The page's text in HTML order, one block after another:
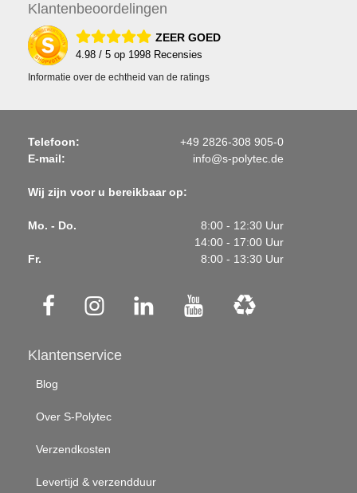
Klantenbeoordelingen
ZEER GOED
4.98 / 5 op 1998 Recensies
Informatie over de echtheid van de ratings
Telefoon:
+49 2826-308 905-0
E-mail:
info@s-polytec.de
Wij zijn voor u bereikbaar op:
Mo. - Do.
8:00 - 12:30 Uur
14:00 - 17:00 Uur
Fr.
8:00 - 13:30 Uur
Klantenservice
Blog
Over S-Polytec
Verzendkosten
Levertijd & verzendduur